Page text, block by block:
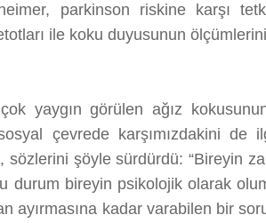
parkinson riskine karşı
ile koku duyusunun
yaygın görülen ağız
çevrede karşımızdakini de
sözlerini şöyle sürdürdü: “Bireyin
durum bireyin psikolojik olarak
ayırmasına kadar varabilen bir